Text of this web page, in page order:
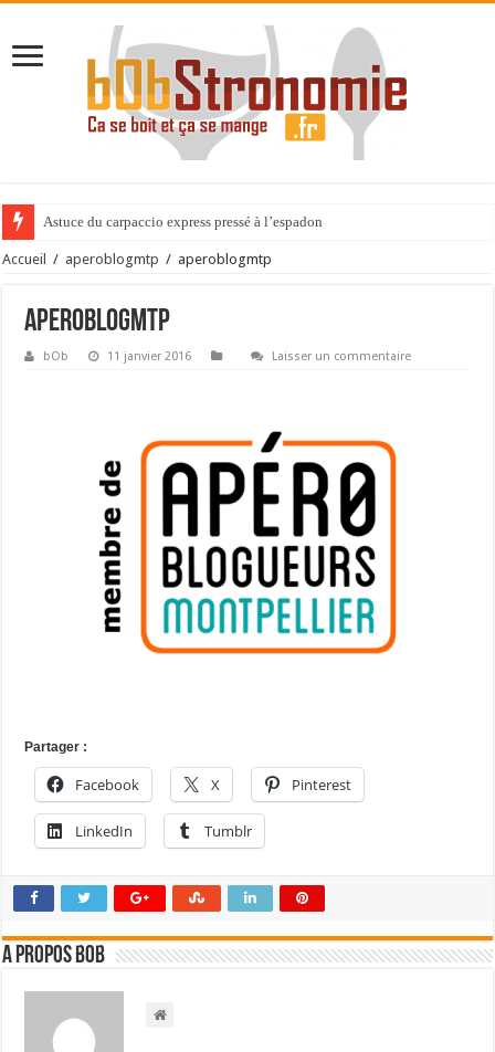
Astuce du carpaccio express pressé à l’espadon
Accueil / aperoblogmtp / aperoblogmtp
aperoblogmtp
bOb 11 janvier 2016 Laisser un commentaire
Partager :
Facebook X Pinterest
LinkedIn Tumblr
A propos bOb